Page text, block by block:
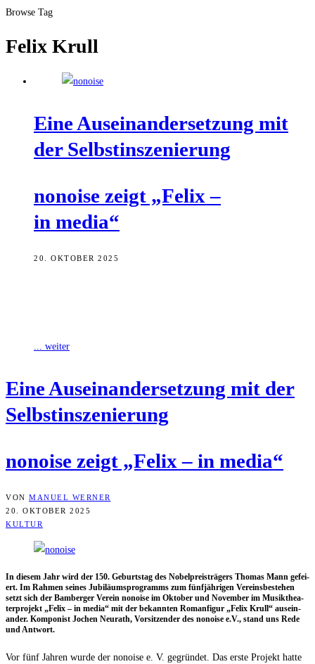
Browse Tag
Felix Krull
Eine Aus­ein­an­der­set­zung mit
der Selbstinszenierung
nonoi­se zeigt „Felix –
in media“
20. OKTOBER 2025
... weiter
Eine Aus­ein­an­der­set­zung mit der
Selbstinszenierung
nonoi­se zeigt „Felix – in media“
VON MANUEL WERNER
20. OKTOBER 2025
KULTUR
In die­sem Jahr wird der 150. Geburts­tag des Nobel­preis­trä­gers Tho­mas Mann gefei­
ert. Im Rah­men sei­nes Jubi­lä­ums­pro­gramms zum fünf­jäh­ri­gen Ver­eins­be­stehen
setzt sich der Bam­ber­ger Ver­ein nonoi­se im Okto­ber und Novem­ber im Musik­thea­
ter­pro­jekt „Felix – in media“ mit der bekann­ten Roman­fi­gur „Felix Krull“ aus­ein­
an­der. Kom­po­nist Jochen Neu­r­a­th, Vor­sit­zen­der des nonoi­se e.V., stand uns Rede
und Antwort.
Vor fünf Jah­ren wur­de der nonoi­se e. V. gegrün­det. Das ers­te Pro­jekt hat­te